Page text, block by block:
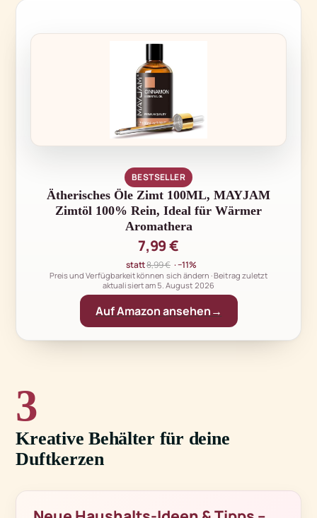
BESTSELLER
Ätherisches Öle Zimt 100ML, MAYJAM
Zimtöl 100% Rein, Ideal für Wärmer
Aromathera
7,99 €
statt8,99 € · −11%
Preis und Verfügbarkeit können sich ändern · Beitrag zuletzt
aktualisiert am 5. August 2026
Auf Amazon ansehen
3
Kreative Behälter für deine
Duftkerzen